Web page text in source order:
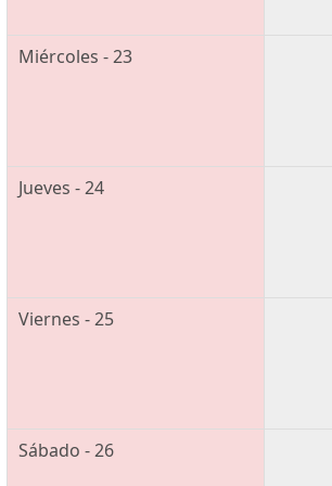
Miércoles - 23
Jueves - 24
Viernes - 25
Sábado - 26